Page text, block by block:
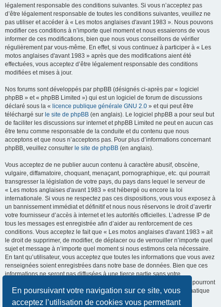
En poursuivant votre navigation sur ce site, vous
acceptez l’utilisation de cookies vous permettant
légalement responsable des conditions suivantes. Si vous n’acceptez pas
d’être légalement responsable de toutes les conditions suivantes, veuillez ne
pas utiliser et accéder à « Les motos anglaises d'avant 1983 ». Nous pouvons
modifier ces conditions à n’importe quel moment et nous essaierons de vous
informer de ces modifications, bien que nous vous conseillons de vérifier
régulièrement par vous-même. En effet, si vous continuez à participer à « Les
motos anglaises d'avant 1983 » après que des modifications aient été
effectuées, vous acceptez d’être légalement responsable des conditions
modifiées et mises à jour.
Nos forums sont développés par phpBB (désignés ci-après par « logiciel
phpBB » et « phpBB Limited ») qui est un logiciel de forum de discussions
déclaré sous la « licence publique générale GNU 2.0 » et qui peut être
téléchargé sur le site de phpBB (en anglais). Le logiciel phpBB a pour seul but
de faciliter les discussions sur internet et phpBB Limited ne peut en aucun cas
être tenu comme responsable de la conduite et du contenu que nous
acceptons et que nous n’acceptons pas. Pour plus d’informations concernant
phpBB, veuillez consulter le site de phpBB (en anglais).
Vous acceptez de ne publier aucun contenu à caractère abusif, obscène,
vulgaire, diffamatoire, choquant, menaçant, pornographique, etc. qui pourrait
transgresser la législation de votre pays, du pays dans lequel le serveur de
« Les motos anglaises d'avant 1983 » est hébergé ou encore la loi
internationale. Si vous ne respectez pas ces dispositions, vous vous exposez à
un bannissement immédiat et définitif et nous nous réservons le droit d’avertir
votre fournisseur d’accès à internet et les autorités officielles. L’adresse IP de
tous les messages est enregistrée afin d’aider au renforcement de ces
conditions. Vous acceptez le fait que « Les motos anglaises d'avant 1983 » ait
le droit de supprimer, de modifier, de déplacer ou de verrouiller n’importe quel
sujet et message à n’importe quel moment si nous estimons cela nécessaire.
En tant qu’utilisateur, vous acceptez que toutes les informations que vous avez
renseignées soient enregistrées dans notre base de données. Bien que ces
informations ne seront pas diffusées à une tierce partie sans votre
consentement, ni « Les motos anglaises d'avant 1983 », ni phpBB, ne pourront
être tenus comme responsables en cas de tentative de piratage informatique
visant à compromettre vos données.